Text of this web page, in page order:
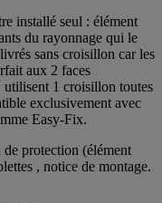
installé seul : élément
du rayonnage qui le
sans croisillon car les
aux 2 faces
utilisent 1 croisillon toutes
exclusivement avec
Easy-Fix.
protection (élément
, notice de montage.